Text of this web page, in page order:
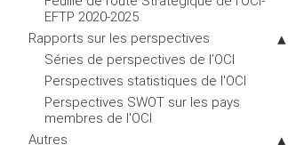
EFTP 2020-2025
Rapports sur les perspectives
Séries de perspectives de l’OCI
Perspectives statistiques de l'OCI
Perspectives SWOT sur les pays
membres de l'OCI
Autres